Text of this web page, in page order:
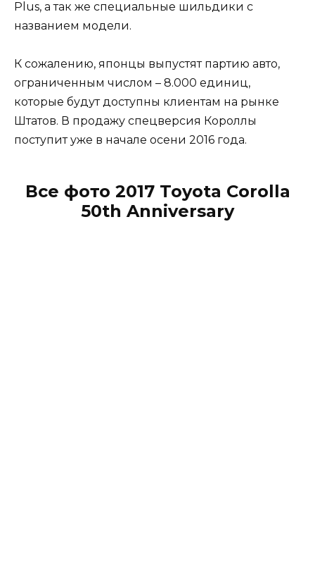
Plus, а так же специальные шильдики с
названием модели.
К сожалению, японцы выпустят партию авто,
ограниченным числом – 8.000 единиц,
которые будут доступны клиентам на рынке
Штатов. В продажу спецверсия Короллы
поступит уже в начале осени 2016 года.
Все фото 2017 Toyota Corolla
50th Anniversary